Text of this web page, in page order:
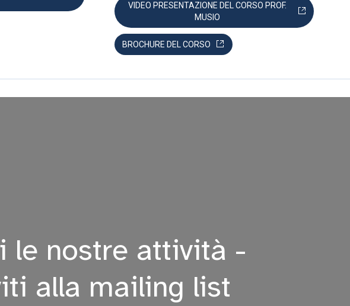
VIDEO PRESENTAZIONE DEL CORSO PROF.
MUSIO
BROCHURE DEL CORSO
le nostre attività -
alla mailing list